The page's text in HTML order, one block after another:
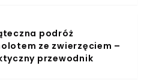
podróż
ze zwierzęciem –
przewodnik